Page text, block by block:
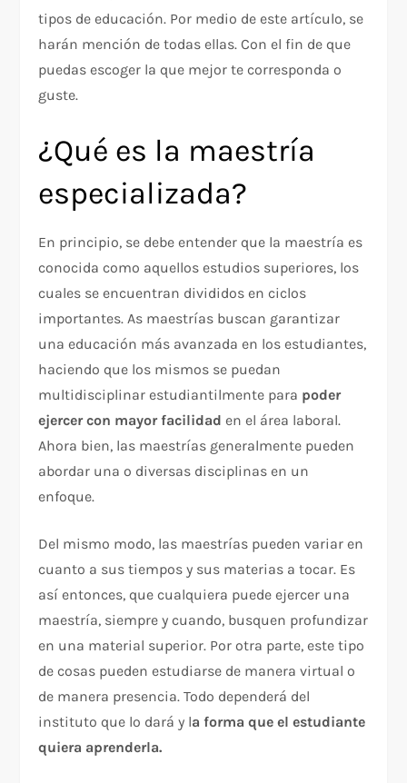
tipos de educación. Por medio de este artículo, se
harán mención de todas ellas. Con el fin de que
puedas escoger la que mejor te corresponda o
guste.
¿Qué es la maestría
especializada?
En principio, se debe entender que la maestría es
conocida como aquellos estudios superiores, los
cuales se encuentran divididos en ciclos
importantes. As maestrías buscan garantizar
una educación más avanzada en los estudiantes,
haciendo que los mismos se puedan
multidisciplinar estudiantilmente para poder
ejercer con mayor facilidad en el área laboral.
Ahora bien, las maestrías generalmente pueden
abordar una o diversas disciplinas en un
enfoque.
Del mismo modo, las maestrías pueden variar en
cuanto a sus tiempos y sus materias a tocar. Es
así entonces, que cualquiera puede ejercer una
maestría, siempre y cuando, busquen profundizar
en una material superior. Por otra parte, este tipo
de cosas pueden estudiarse de manera virtual o
de manera presencia. Todo dependerá del
instituto que lo dará y la forma que el estudiante
quiera aprenderla.